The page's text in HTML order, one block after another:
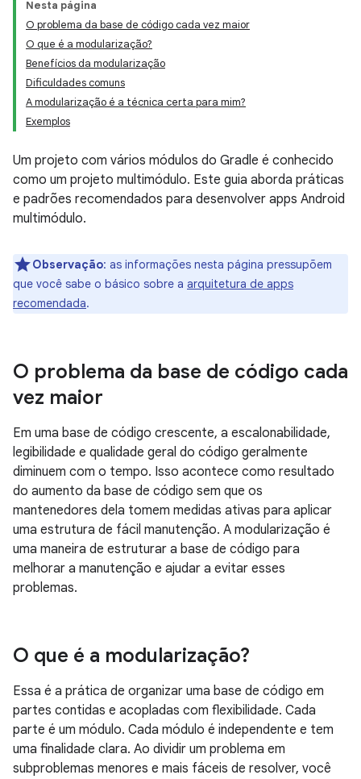
Nesta página
O problema da base de código cada vez maior
O que é a modularização?
Benefícios da modularização
Dificuldades comuns
A modularização é a técnica certa para mim?
Exemplos
Um projeto com vários módulos do Gradle é conhecido
como um projeto multimódulo. Este guia aborda práticas
e padrões recomendados para desenvolver apps Android
multimódulo.
Observação: as informações nesta página pressupõem
que você sabe o básico sobre a arquitetura de apps
recomendada.
O problema da base de código cada
vez maior
Em uma base de código crescente, a escalonabilidade,
legibilidade e qualidade geral do código geralmente
diminuem com o tempo. Isso acontece como resultado
do aumento da base de código sem que os
mantenedores dela tomem medidas ativas para aplicar
uma estrutura de fácil manutenção. A modularização é
uma maneira de estruturar a base de código para
melhorar a manutenção e ajudar a evitar esses
problemas.
O que é a modularização?
Essa é a prática de organizar uma base de código em
partes contidas e acopladas com flexibilidade. Cada
parte é um módulo. Cada módulo é independente e tem
uma finalidade clara. Ao dividir um problema em
subproblemas menores e mais fáceis de resolver, você